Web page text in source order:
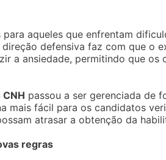
aqueles que enfrentam
defensiva faz com que o
a ansiedade, permitindo que os
passou a ser gerenciada de
mais fácil para os candidatos
atrasar a obtenção da
regras